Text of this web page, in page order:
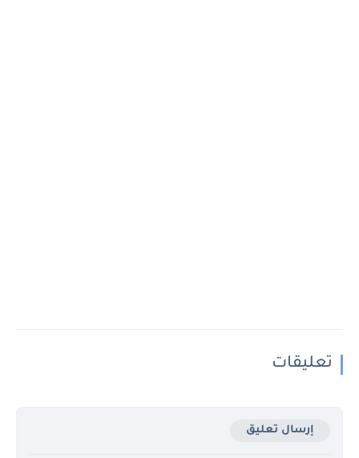
تعليقات
إرسال تعليق